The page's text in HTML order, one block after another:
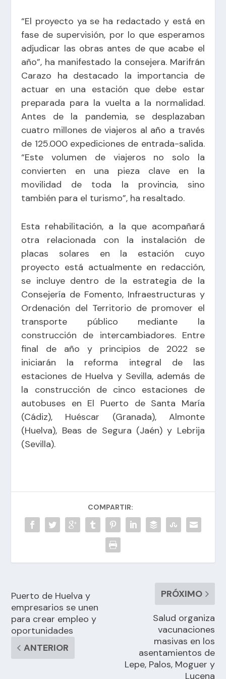
“El proyecto ya se ha redactado y está en
fase de supervisión, por lo que esperamos
adjudicar las obras antes de que acabe el
año”, ha manifestado la consejera. Marifrán
Carazo ha destacado la importancia de
actuar en una estación que debe estar
preparada para la vuelta a la normalidad.
Antes de la pandemia, se desplazaban
cuatro millones de viajeros al año a través
de 125.000 expediciones de entrada-salida.
“Este volumen de viajeros no solo la
convierten en una pieza clave en la
movilidad de toda la provincia, sino
también para el turismo”, ha resaltado.
Esta rehabilitación, a la que acompañará
otra relacionada con la instalación de
placas solares en la estación cuyo
proyecto está actualmente en redacción,
se incluye dentro de la estrategia de la
Consejería de Fomento, Infraestructuras y
Ordenación del Territorio de promover el
transporte público mediante la
construcción de intercambiadores. Entre
final de año y principios de 2022 se
iniciarán la reforma integral de las
estaciones de Huelva y Sevilla, además de
la construcción de cinco estaciones de
autobuses en El Puerto de Santa María
(Cádiz), Huéscar (Granada), Almonte
(Huelva), Beas de Segura (Jaén) y Lebrija
(Sevilla).
COMPARTIR:
Puerto de Huelva y
empresarios se unen
para crear empleo y
oportunidades
ANTERIOR
PRÓXIMO
Salud organiza
vacunaciones
masivas en los
asentamientos de
Lepe, Palos, Moguer y
Lucena